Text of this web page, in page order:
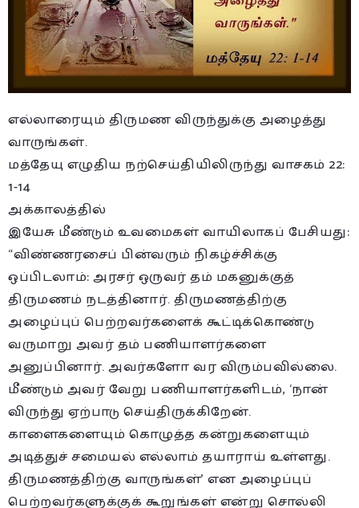
எல்லாரையும் திருமண விருந்துக்கு அழைத்து
வாருங்கள்.
மத்தேயு எழுதிய நற்செய்தியிலிருந்து வாசகம் 22:
1-14
அக்காலத்தில்
இயேசு மீண்டும் உவமைகள் வாயிலாகப் பேசியது:
“விண்ணரசைப் பின்வரும் நிகழ்ச்சிக்கு
ஒப்பிடலாம்: அரசர் ஒருவர் தம் மகனுக்குத்
திருமணம் நடத்தினார். திருமணத்திற்கு
அழைப்புப் பெற்றவர்களைக் கூட்டிக்கொண்டு
வருமாறு அவர் தம் பணியாளர்களை
அனுப்பினார். அவர்களோ வர விரும்பவில்லை.
மீண்டும் அவர் வேறு பணியாளர்களிடம், ‘நான்
விருந்து ஏற்பாடு செய்திருக்கிறேன்.
காளைகளையும் கொழுத்த கன்றுகளையும்
அடித்துச் சமையல் எல்லாம் தயாராய் உள்ளது.
திருமணத்திற்கு வாருங்கள்’ என அழைப்புப்
பெற்றவர்களுக்குக் கூறுங்கள் என்று சொல்லி